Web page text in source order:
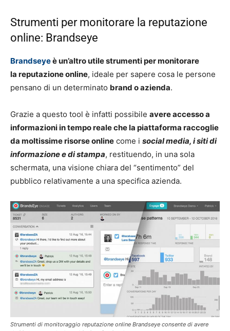
Strumenti per monitorare la reputazione
online: Brandseye
Brandseyeè un’altro utilestrumenti per monitorare
la reputazione online, ideale per sapere cosa le persone
pensano di un determinato brand o azienda.
Grazie a questo tool è infatti possibile avere accesso a
informazioni in tempo reale che la piattaforma raccoglie
da moltissime risorse online come i social media, i siti di
informazione e di stampa, restituendo, in una sola
schermata, una visione chiara del “sentimento” del
pubblico relativamente a una specifica azienda.
Strumenti di monitoraggio reputazione online Brandseye consente di avere